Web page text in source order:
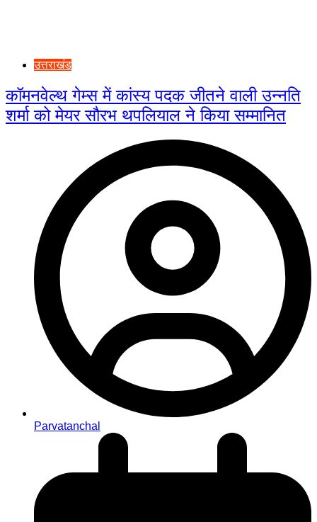
उत्तराखंड
कॉमनवेल्थ गेम्स में कांस्य पदक जीतने वाली उन्नति
शर्मा को मेयर सौरभ थपलियाल ने किया सम्मानित
Parvatanchal